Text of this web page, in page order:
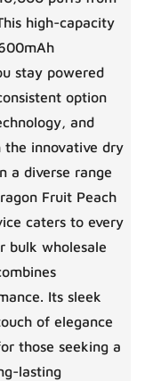
high-capacity
stay powered
option
and
innovative dry
a diverse range
Fruit Peach
caters to every
bulk wholesale
Its sleek
of elegance
those seeking a
lasting